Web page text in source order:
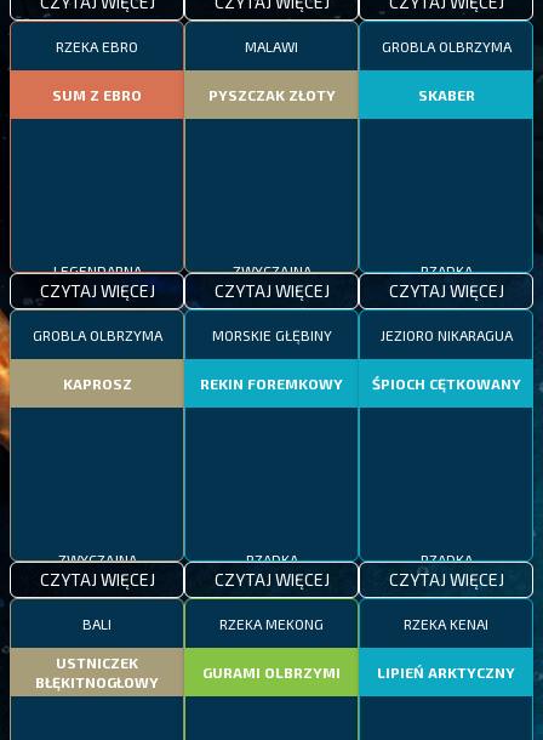
RZEKA EBRO
SUM Z EBRO
CZYTAJ WIĘCEJ
MALAWI
PYSZCZAK ZŁOTY
CZYTAJ WIĘCEJ
GROBLA OLBRZYMA
SKABER
CZYTAJ WIĘCEJ
GROBLA OLBRZYMA
KAPROSZ
CZYTAJ WIĘCEJ
MORSKIE GŁĘBINY
REKIN FOREMKOWY
CZYTAJ WIĘCEJ
JEZIORO NIKARAGUA
ŚPIOCH CĘTKOWANY
CZYTAJ WIĘCEJ
BALI
USTNICZEK
BŁĘKITNOGŁOWY
RZEKA MEKONG
GURAMI OLBRZYMI
RZEKA KENAI
LIPIEŃ ARKTYCZNY